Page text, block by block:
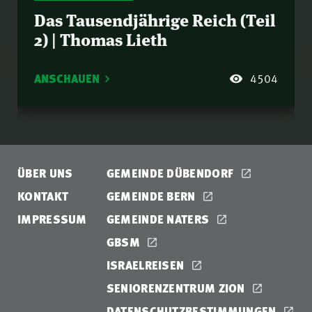
Das Tausendjährige Reich (Teil
2) | Thomas Lieth
ANSCHAUEN 4504
ÜBER UNS
KONTAKT
IMPRESSUM
GEMEINDE DÜBENDORF
GEMEINDE BERN
GEMEINDE NATERS
GBSM
ISRAELREISEN
SENIORENZENTRUM ZION